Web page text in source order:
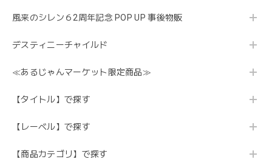
風来のシレン６2周年記念 POP UP 事後物販
デスティニーチャイルド
≪あるじゃんマーケット限定商品≫
【タイトル】で探す
【レーベル】で探す
【商品カテゴリ】で探す